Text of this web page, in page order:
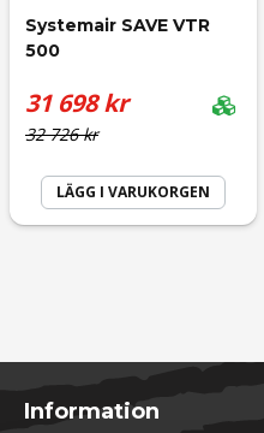
Systemair SAVE VTR
500
32 726 kr
31 698 kr
LÄGG I VARUKORGEN
Information